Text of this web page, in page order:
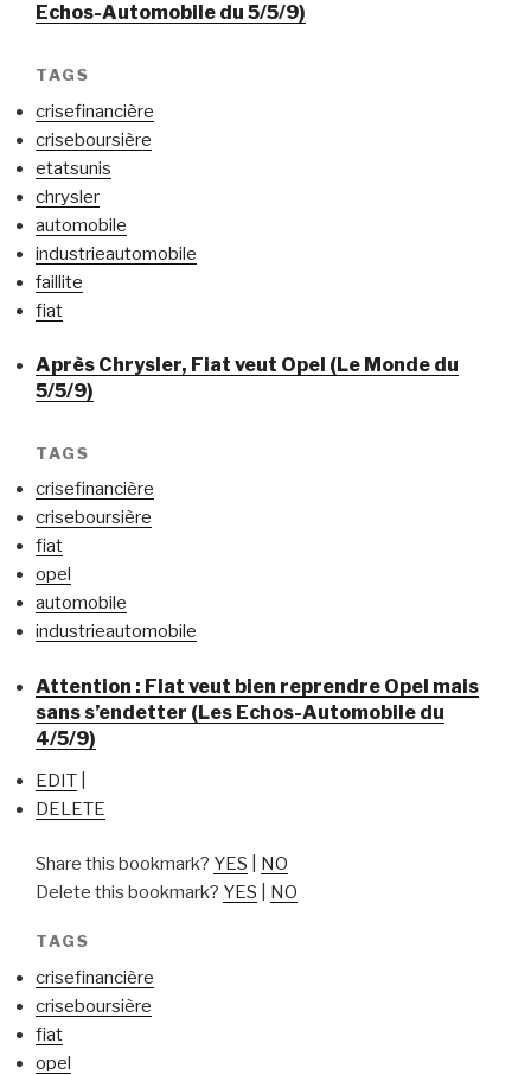
Echos-Automobile du 5/5/9)
TAGS
crisefinancière
criseboursière
etatsunis
chrysler
automobile
industrieautomobile
faillite
fiat
Après Chrysler, Fiat veut Opel (Le Monde du
5/5/9)
TAGS
crisefinancière
criseboursière
fiat
opel
automobile
industrieautomobile
Attention : Fiat veut bien reprendre Opel mais
sans s’endetter (Les Echos-Automobile du
4/5/9)
EDIT
DELETE
Share this bookmark? YES
NO
Delete this bookmark? YES NO
TAGS
crisefinancière
criseboursière
fiat
opel